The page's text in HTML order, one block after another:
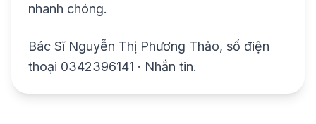
nhanh chóng.
Bác Sĩ Nguyễn Thị Phương Thảo, số điện
thoại 0342396141 · Nhắn tin.